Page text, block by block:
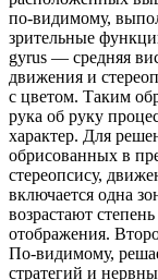
по-видимому,
зрительные
gyrus — средняя
движения и
с цветом. Таким
рука об руку
характер. Для
обрисованных в
стереопсису,
включается одна
возрастают
отображения.
По-видимому,
стратегий и